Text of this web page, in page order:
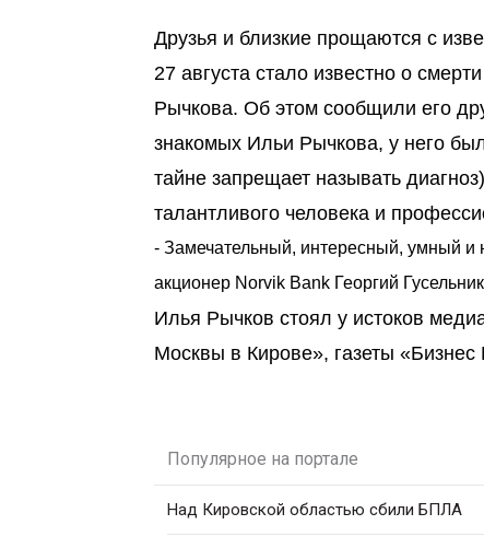
Друзья и близкие прощаются с
27 августа стало известно о
Рычкова. Об этом сообщили его
знакомых Ильи Рычкова, у него
тайне запрещает называть
талантливого человека и
- Замечательный, интересный, умный
акционер Norvik Bank Георгий
Илья Рычков стоял у истоков
Москвы в Кирове», газеты
Популярное на портале
Над Кировской областью сбили БПЛА